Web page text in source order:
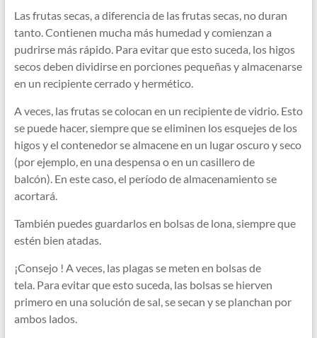
Las frutas secas, a diferencia de las frutas secas, no duran
tanto. Contienen mucha más humedad y comienzan a
pudrirse más rápido. Para evitar que esto suceda, los higos
secos deben dividirse en porciones pequeñas y almacenarse
en un recipiente cerrado y hermético.
A veces, las frutas se colocan en un recipiente de vidrio. Esto
se puede hacer, siempre que se eliminen los esquejes de los
higos y el contenedor se almacene en un lugar oscuro y seco
(por ejemplo, en una despensa o en un casillero de
balcón). En este caso, el período de almacenamiento se
acortará.
También puedes guardarlos en bolsas de lona, ​​siempre que
estén bien atadas.
¡Consejo ! A veces, las plagas se meten en bolsas de
tela. Para evitar que esto suceda, las bolsas se hierven
primero en una solución de sal, se secan y se planchan por
ambos lados.